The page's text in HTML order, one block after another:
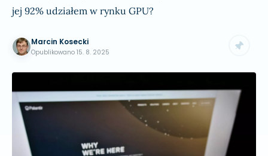
jej 92% udziałem w rynku GPU?
Marcin Kosecki
Opublikowano 15. 8. 2025